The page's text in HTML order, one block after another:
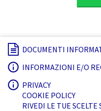
DOCUMENTI
INFORMAZIONI E/O
PRIVACY
COOKIE POLICY
RIVEDI LE TUE SCELTE